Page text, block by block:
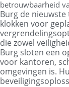
betrouwbaarheid
Burg de
klokken voor
die zowel
Burg sloten een
voor kantoren,
omgevingen is.